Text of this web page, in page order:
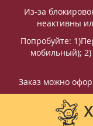
Из-за
неактивны
Попробуйте:
мобильный); 2)
Заказ можно